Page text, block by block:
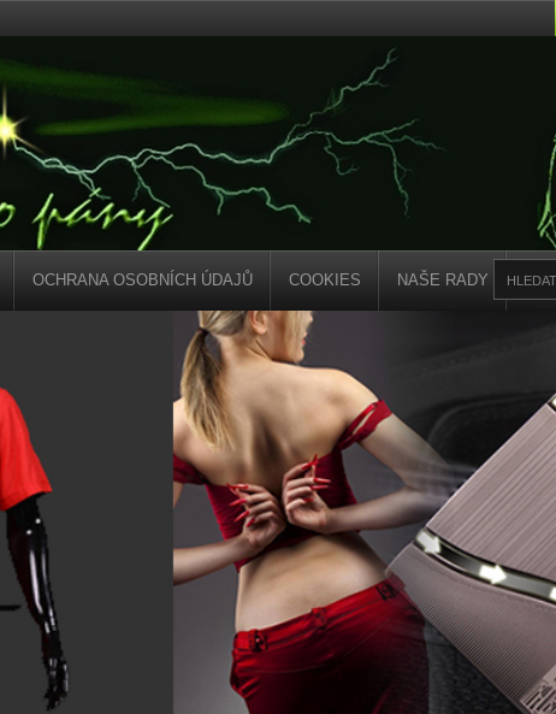
OCHRANA OSOBNÍCH ÚDAJŮ COOKIES NAŠE RADY